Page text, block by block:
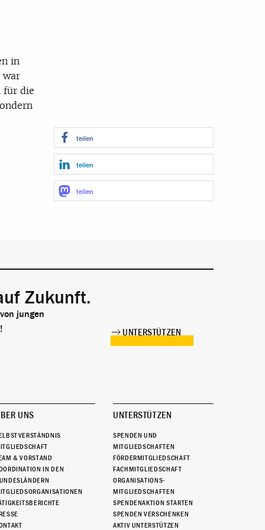
in
war
für die
teilen
teilen
teilen
Zukunft.
jungen
UNTERSTÜTZEN
UNS
& VORSTAND
IN DEN
UNTERSTÜTZEN
SPENDEN UND
MITGLIEDSCHAFTEN
FÖRDERMITGLIEDSCHAFT
FACHMITGLIEDSCHAFT
ORGANISATIONS-
MITGLIEDSCHAFTEN
SPENDENAKTION STARTEN
SPENDEN VERSCHENKEN
AKTIV UNTERSTÜTZEN